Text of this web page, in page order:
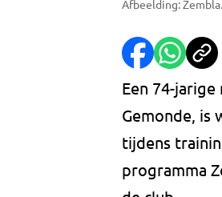
Afbeelding: Zembla.
Een 74-
Gemonde, is
tijdens
programma